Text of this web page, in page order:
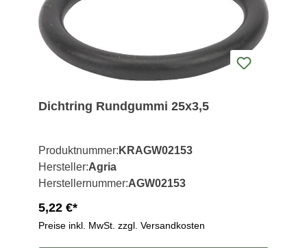
Dichtring Rundgummi 25x3,5
Produktnummer: KRAGW02153
Hersteller:Agria
Herstellernummer:AGW02153
5,22 €*
Preise inkl. MwSt. zzgl. Versandkosten